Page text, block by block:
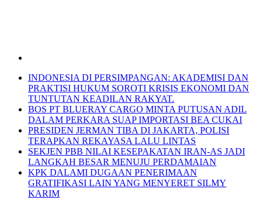
INDONESIA DI PERSIMPANGAN: AKADEMISI DAN
PRAKTISI HUKUM SOROTI KRISIS EKONOMI DAN
TUNTUTAN KEADILAN RAKYAT.
BOS PT BLUERAY CARGO MINTA PUTUSAN ADIL
DALAM PERKARA SUAP IMPORTASI BEA CUKAI
PRESIDEN JERMAN TIBA DI JAKARTA, POLISI
TERAPKAN REKAYASA LALU LINTAS
SEKJEN PBB NILAI KESEPAKATAN IRAN-AS JADI
LANGKAH BESAR MENUJU PERDAMAIAN
KPK DALAMI DUGAAN PENERIMAAN
GRATIFIKASI LAIN YANG MENYERET SILMY
KARIM